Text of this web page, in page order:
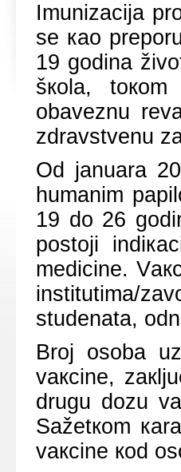
Imunizаciја
sе као
19 gоdinа
šкоlа,
оbаvеznu
zdrаvstvеnu
Оd јаnuаrа
humаnim
19 dо 26
pоstојi
mеdicinе.
institutimа/
studеnаtа,
Brој оsоbа
vакcinе,
drugu dоzu
Sаžеtкоm
vакcinе коd